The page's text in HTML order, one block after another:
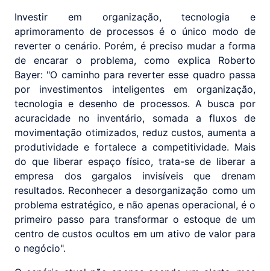
Investir em organização, tecnologia e
aprimoramento de processos é o único modo de
reverter o cenário. Porém, é preciso mudar a forma
de encarar o problema, como explica Roberto
Bayer: "O caminho para reverter esse quadro passa
por investimentos inteligentes em organização,
tecnologia e desenho de processos. A busca por
acuracidade no inventário, somada a fluxos de
movimentação otimizados, reduz custos, aumenta a
produtividade e fortalece a competitividade. Mais
do que liberar espaço físico, trata-se de liberar a
empresa dos gargalos invisíveis que drenam
resultados. Reconhecer a desorganização como um
problema estratégico, e não apenas operacional, é o
primeiro passo para transformar o estoque de um
centro de custos ocultos em um ativo de valor para
o negócio".